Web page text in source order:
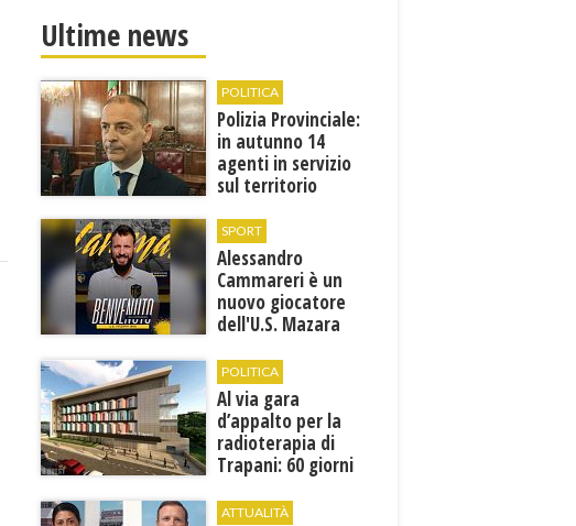
Ultime news
POLITICA
Polizia Provinciale:
in autunno 14
agenti in servizio
sul territorio
SPORT
Alessandro
Cammareri è un
nuovo giocatore
dell'U.S. Mazara
POLITICA
Al via gara
d’appalto per la
radioterapia di
Trapani: 60 giorni
offerte
ATTUALITÀ